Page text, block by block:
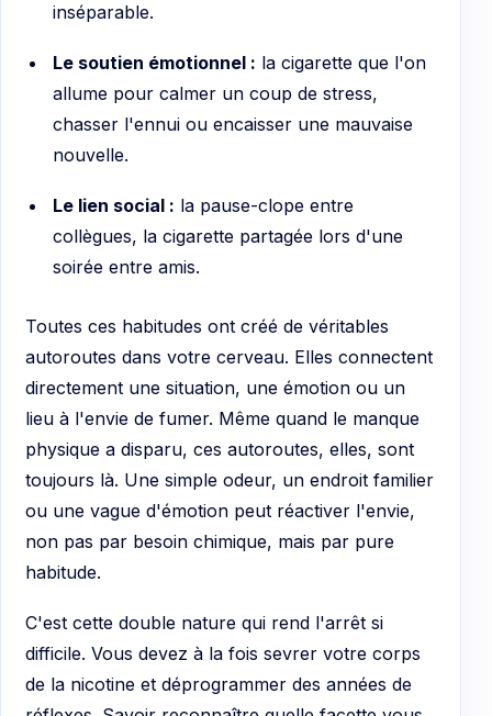
inséparable.
Le soutien émotionnel : la cigarette que l'on
allume pour calmer un coup de stress,
chasser l'ennui ou encaisser une mauvaise
nouvelle.
Le lien social : la pause-clope entre
collègues, la cigarette partagée lors d'une
soirée entre amis.
Toutes ces habitudes ont créé de véritables
autoroutes dans votre cerveau. Elles connectent
directement une situation, une émotion ou un
lieu à l'envie de fumer. Même quand le manque
physique a disparu, ces autoroutes, elles, sont
toujours là. Une simple odeur, un endroit familier
ou une vague d'émotion peut réactiver l'envie,
non pas par besoin chimique, mais par pure
habitude.
C'est cette double nature qui rend l'arrêt si
difficile. Vous devez à la fois sevrer votre corps
de la nicotine et déprogrammer des années de